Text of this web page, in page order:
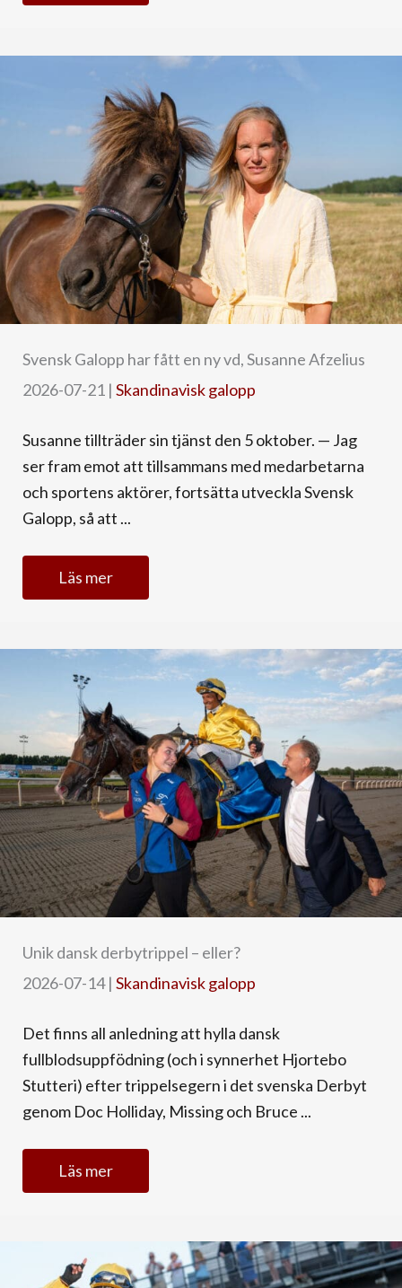
Svensk Galopp har fått en ny vd, Susanne Afzelius
2026-07-21 | Skandinavisk galopp
Susanne tillträder sin tjänst den 5 oktober. — Jag
ser fram emot att tillsammans med medarbetarna
och sportens aktörer, fortsätta utveckla Svensk
Galopp, så att ...
Läs mer
Unik dansk derbytrippel – eller?
2026-07-14| Skandinavisk galopp
Det finns all anledning att hylla dansk
fullblodsuppfödning (och i synnerhet Hjortebo
Stutteri) efter trippelsegern i det svenska Derbyt
genom Doc Holliday, Missing och Bruce ...
Läs mer